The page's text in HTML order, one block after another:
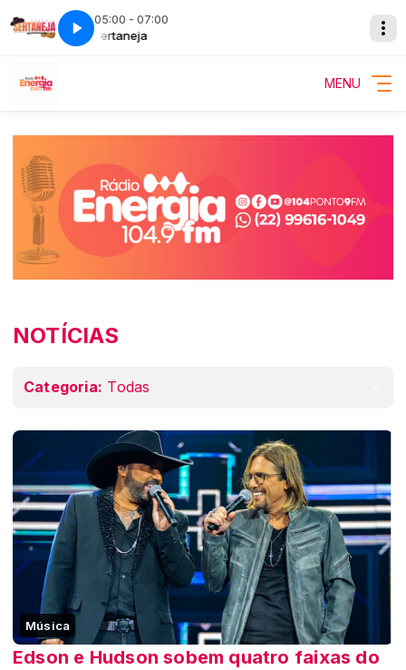
05:00 - 07:00
Energia Sertaneja
MENU
NOTÍCIAS
Categoria: Todas
Música
Edson e Hudson sobem quatro faixas do